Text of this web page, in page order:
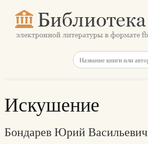
Искушение
Бондарев Юрий Васильевич